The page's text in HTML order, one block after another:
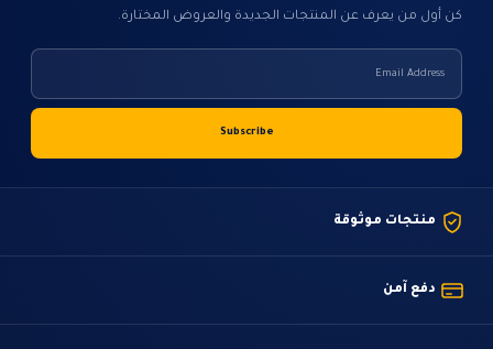
كن أول من يعرف عن المنتجات الجديدة والعروض المختارة.
منتجات موثوقة
دفع آمن